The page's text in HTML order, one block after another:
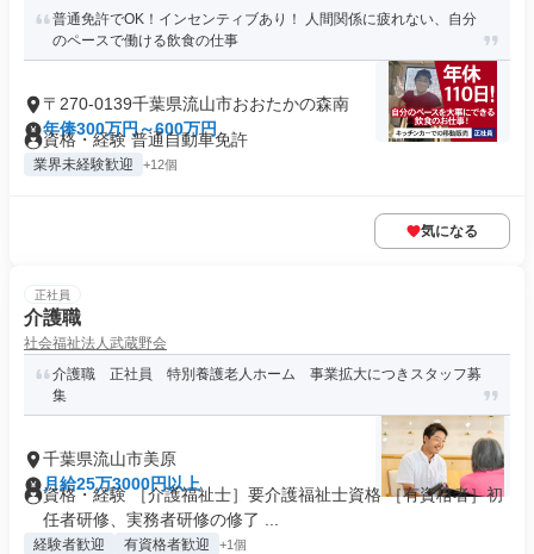
普通免許でOK！インセンティブあり！ 人間関係に疲れない、自分
のペースで働ける飲食の仕事
〒270-0139千葉県流山市おおたかの森南
年俸300万円～600万円
資格・経験 普通自動車免許
業界未経験歓迎 +12個
気になる
正社員
介護職
社会福祉法人武蔵野会
介護職 正社員 特別養護老人ホーム 事業拡大につきスタッフ募
集
千葉県流山市美原
月給25万3000円以上
資格・経験 ［介護福祉士］要介護福祉士資格 ［有資格者］初
任者研修、実務者研修の修了 ...
経験者歓迎 有資格者歓迎 +1個